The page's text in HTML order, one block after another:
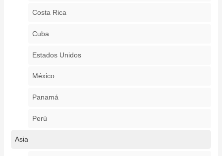
Costa Rica
Cuba
Estados Unidos
México
Panamá
Perú
Asia